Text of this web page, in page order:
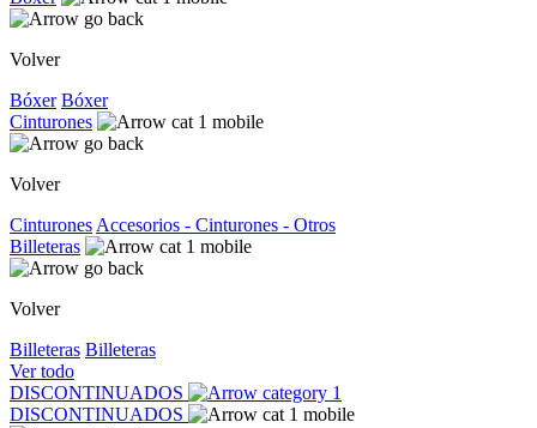
Volver
Bóxer Bóxer
Cinturones
Volver
Cinturones Accesorios - Cinturones - Otros
Billeteras
Volver
Billeteras Billeteras
Ver todo
DISCONTINUADOS
DISCONTINUADOS